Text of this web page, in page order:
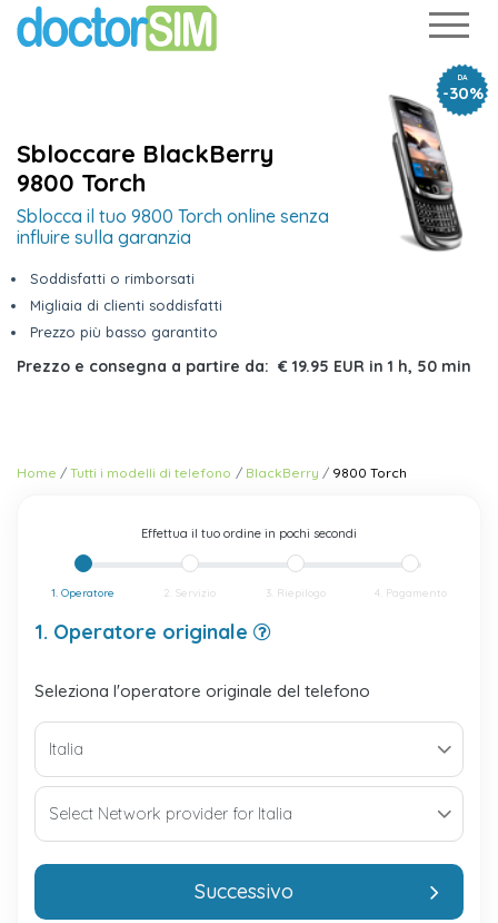
DA
-30%
Sbloccare BlackBerry
9800 Torch
Sblocca il tuo 9800 Torch online senza
influire sulla garanzia
Soddisfatti o rimborsati
Migliaia di clienti soddisfatti
Prezzo più basso garantito
Prezzo e consegna a partire da: € 19.95 EUR in 1 h, 50 min
Home Tutti i modelli di telefono BlackBerry 9800 Torch
Effettua il tuo ordine in pochi secondi
1. Operatore 2. Servizio 3. Riepilogo 4. Pagamento
1. Operatore originale
Seleziona l'operatore originale del telefono
Successivo